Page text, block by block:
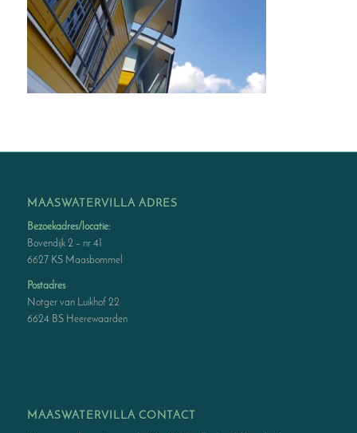
MAASWATERVILLA ADRES
Bezoekadres/locatie:
Bovendijk 2 – nr 41
6627 KS Maasbommel
Postadres
Notger van Luikhof 22
6624 BS Heerewaarden
MAASWATERVILLA CONTACT